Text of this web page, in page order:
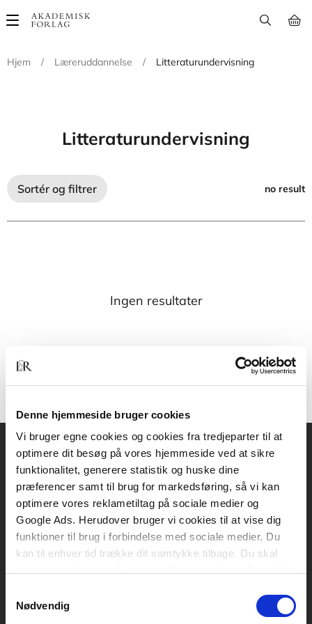
Denne hjemmeside bruger cookies
Vi bruger egne cookies og cookies fra tredjeparter til at
optimere dit besøg på vores hjemmeside ved at sikre
funktionalitet, generere statistik og huske dine
præferencer samt til brug for markedsføring, så vi kan
optimere vores reklametiltag på sociale medier og
Google Ads. Herudover bruger vi cookies til at vise dig
funktioner til brug i forbindelse med sociale medier. Du
kan til enhver tid trække dit samtykke tilbage. Du skal
tilbagetrækker et samtykke.
Nødvendig
Main
Hjem
/ Læreruddannelse / Litteraturundervisning
Litteraturundervisning
Sortér og filtrer no result
Ingen resultater
Akademisk Forlag
Vognmagergade 11
1120 København K
CVR 76351910
Kontakt kundeservice